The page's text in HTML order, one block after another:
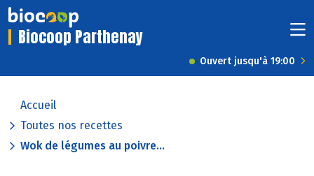
Biocoop Parthenay
Ouvert jusqu'à 19:00
Accueil
Toutes nos recettes
Wok de légumes au poivre...